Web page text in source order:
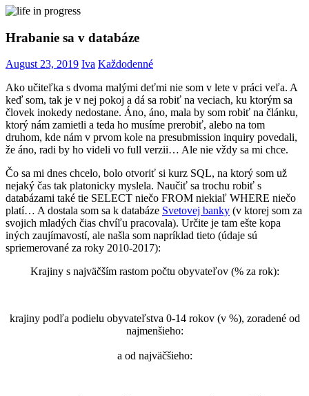
Hrabanie sa v databáze
August 23, 2019 Iva Každodenné
Ako učiteľka s dvoma malými deťmi nie som v lete v práci veľa. A
keď som, tak je v nej pokoj a dá sa robiť na veciach, ku ktorým sa
človek inokedy nedostane. Áno, áno, mala by som robiť na článku,
ktorý nám zamietli a teda ho musíme prerobiť, alebo na tom
druhom, kde nám v prvom kole na presubmission inquiry povedali,
že áno, radi by ho videli vo full verzii… Ale nie vždy sa mi chce.
Čo sa mi dnes chcelo, bolo otvoriť si kurz SQL, na ktorý som už
nejaký čas tak platonicky myslela. Naučiť sa trochu robiť s
databázami také tie SELECT niečo FROM niekiaľ WHERE niečo
platí… A dostala som sa k databáze Svetovej banky (v ktorej som za
svojich mladých čias chvíľu pracovala). Určite je tam ešte kopa
iných zaujímavostí, ale našla som napríklad tieto (údaje sú
spriemerované za roky 2010-2017):
Krajiny s najväčším rastom počtu obyvateľov (% za rok):
krajiny podľa podielu obyvateľstva 0-14 rokov (v %), zoradené od
najmenšieho:
a od najväčšieho: